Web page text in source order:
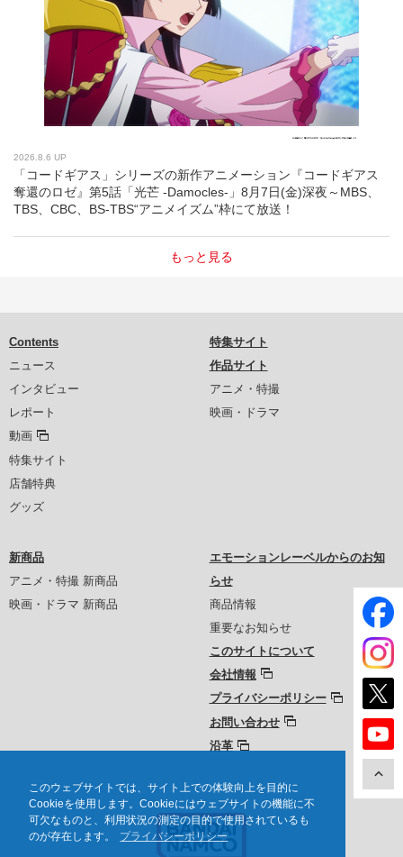
このウェブサイトでは、サイト上での体験向上を目的に
Cookieを使用します。Cookieにはウェブサイトの機能に不
可欠なものと、利用状況の測定の目的で使用されているも
のが存在します。
プライバシーポリシー
2026.8.6 UP
「コードギアス」シリーズの新作アニメーション『コードギアス
奪還のロゼ』第5話「光芒 -Damocles-」8月7日(金)深夜～MBS、
TBS、CBC、BS-TBS“アニメイズム”枠にて放送！
もっと見る
Contents
ニュース
インタビュー
レポート
動画
特集サイト
店舗特典
グッズ
特集サイト
作品サイト
アニメ・特撮
映画・ドラマ
新商品
アニメ・特撮 新商品
映画・ドラマ 新商品
エモーションレーベルからのお知
らせ
商品情報
重要なお知らせ
このサイトについて
会社情報
プライバシーポリシー
お問い合わせ
沿革